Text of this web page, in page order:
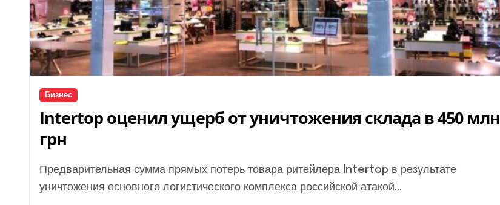
Бизнес
Intertop оценил ущерб от уничтожения склада в 450 млн
грн
Предварительная сумма прямых потерь товара ритейлера Intertop в результате
уничтожения основного логистического комплекса российской атакой...